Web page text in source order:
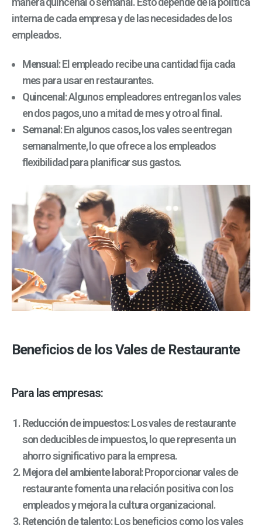
interna de cada empresa y de las necesidades de los
empleados.
Mensual: El empleado recibe una cantidad fija cada
mes para usar en restaurantes.
Quincenal: Algunos empleadores entregan los vales
en dos pagos, uno a mitad de mes y otro al final.
Semanal: En algunos casos, los vales se entregan
semanalmente, lo que ofrece a los empleados
flexibilidad para planificar sus gastos.
Beneficios de los Vales de Restaurante
Para las empresas:
Reducción de impuestos: Los vales de restaurante
son deducibles de impuestos, lo que representa un
ahorro significativo para la empresa.
Mejora del ambiente laboral: Proporcionar vales de
restaurante fomenta una relación positiva con los
empleados y mejora la cultura organizacional.
Retención de talento: Los beneficios como los vales